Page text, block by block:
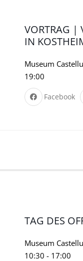
VORTRAG |
IN
Museum
19:00
Facebook
TAG DES
Museum
10:30 - 17:00